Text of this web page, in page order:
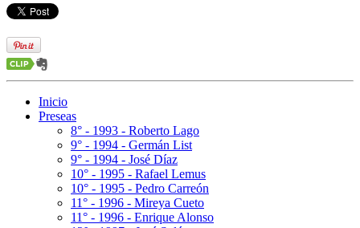
Inicio
Preseas
8° - 1993 - Roberto Lago
9° - 1994 - Germán List
9° - 1994 - José Díaz
10° - 1995 - Rafael Lemus
10° - 1995 - Pedro Carreón
11° - 1996 - Mireya Cueto
11° - 1996 - Enrique Alonso